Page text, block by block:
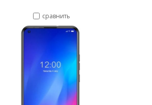
сравнить